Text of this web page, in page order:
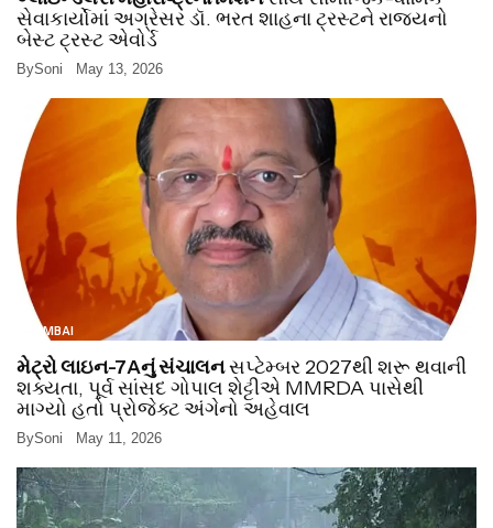
સેવાકાર્યોમાં અગ્રેસર ડૉ. ભરત શાહના ટ્રસ્ટને રાજ્યનો
બેસ્ટ ટ્રસ્ટ એવોર્ડ
BySoni May 13, 2026
MUMBAI
મેટ્રો લાઇન-7Aનું સંચાલનસપ્ટેમ્બર 2027થી શરૂ થવાની
શક્યતા, પૂર્વ સાંસદ ગોપાલ શેટ્ટીએ MMRDA પાસેથી
માગ્યો હતો પ્રોજેક્ટ અંગેનો અહેવાલ
BySoni May 11, 2026